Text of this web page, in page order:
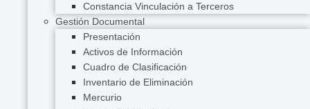
Constancia Vinculación a Terceros
Gestión Documental
Presentación
Activos de Información
Cuadro de Clasificación
Inventario de Eliminación
Mercurio